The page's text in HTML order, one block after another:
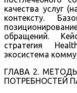
качества услуг
контексту.
обращений.
стратегия
экосистема
ГЛАВА 2.
ПОТРЕБНОСТЕЙ